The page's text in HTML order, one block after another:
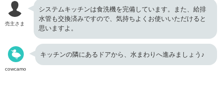
売主さま
システムキッチンは食洗機を完備しています。また、給排
水管も交換済みですので、気持ちよくお使いいただけると
思いますよ。
cowcamo
キッチンの隣にあるドアから、水まわりへ進みましょう♪